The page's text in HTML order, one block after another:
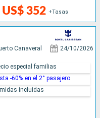
US$ 352 +Tasas
Canaveral 24/10/2026
especial familias
-60% en el 2° pasajero
incluidas